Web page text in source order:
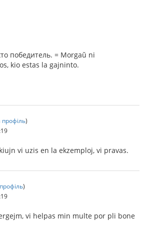
победитель. = Morgaŭ ni
kio estas la gajninto.
)
vi uzis en la ekzemploj, vi pravas.
)
vi helpas min multe por pli bone